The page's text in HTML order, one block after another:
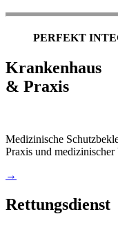
PERFEKT
Krankenhaus
& Praxis
Medizinische
Praxis und medizinischer
→
Rettungsdienst